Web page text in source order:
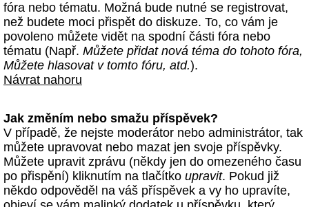
fóra nebo tématu. Možná bude nutné se registrovat,
než budete moci přispět do diskuze. To, co vám je
povoleno můžete vidět na spodní části fóra nebo
tématu (Např. Můžete přidat nová téma do tohoto fóra,
Můžete hlasovat v tomto fóru, atd.).
Návrat nahoru
Jak změním nebo smažu příspěvek?
V případě, že nejste moderátor nebo administrátor, tak
můžete upravovat nebo mazat jen svoje příspěvky.
Můžete upravit zprávu (někdy jen do omezeného času
po přispění) kliknutím na tlačítko upravit. Pokud již
někdo odpověděl na váš příspěvek a vy ho upravíte,